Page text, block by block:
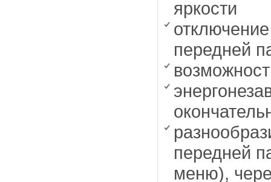
яркости
передней
передней
меню),